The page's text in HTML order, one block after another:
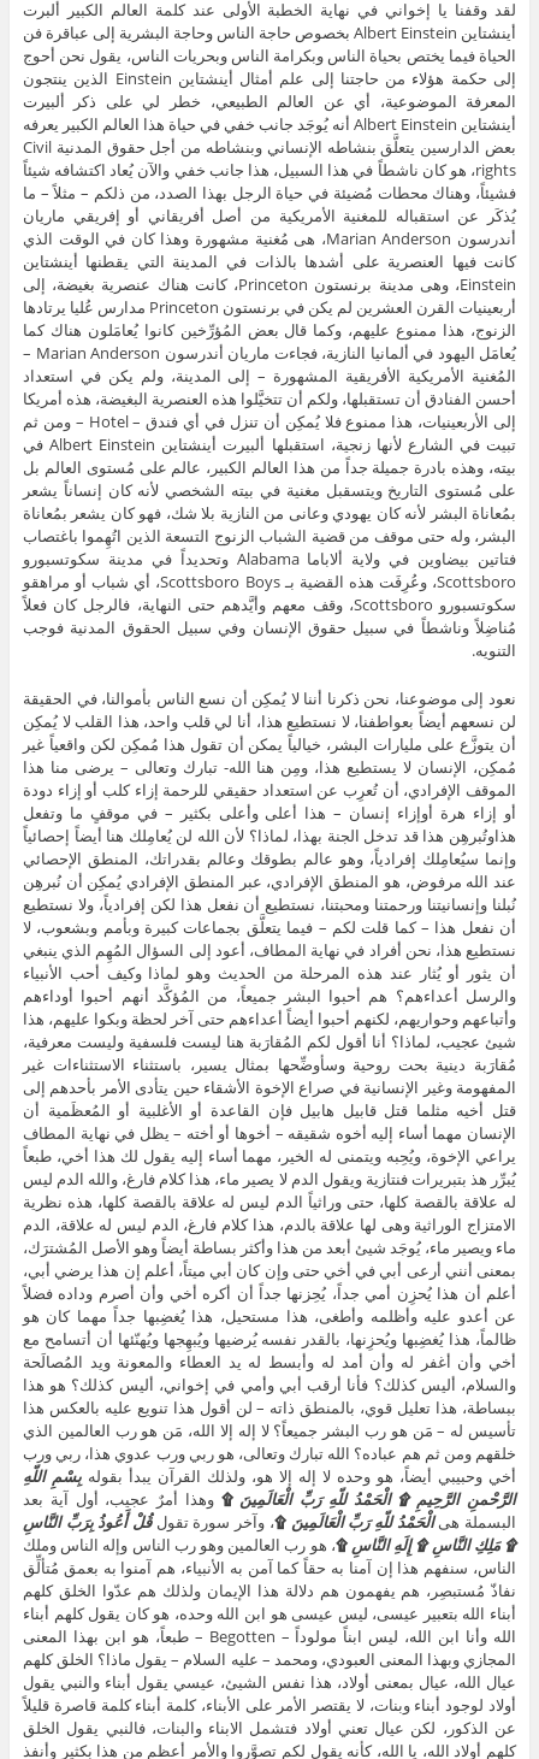
لقد وقفنا يا إخواني في نهاية الخطبة الأولى عند كلمة العالم الكبير ألبرت
أينشتاين Albert Einstein بخصوص حاجة الناس وحاجة البشرية إلى عباقرة فن
الحياة فيما يختص بحياة الناس وبكرامة الناس وبحريات الناس، يقول نحن أحوج
إلى حكمة هؤلاء من حاجتنا إلى علم أمثال أينشتاين Einstein الذين ينتجون
المعرفة الموضوعية، أي عن العالم الطبيعي، خطر لي على ذكر ألبيرت
أينشتاين Albert Einstein أنه يُوجَد جانب خفي في حياة هذا العالم الكبير يعرفه
بعض الدارسين يتعلَّق بنشاطه الإنساني وبنشاطه من أجل حقوق المدنية Civil
rights، هو كان ناشطاً في هذا السبيل، هذا جانب خفي والآن يُعاد اكتشافه شيئاً
فشيئاً، وهناك محطات مُضيئة في حياة الرجل بهذا الصدد، من ذلكم – مثلاً – ما
يُذكَر عن استقباله للمغنية الأمريكية من أصل أفريقاني أو إفريقي ماريان
أندرسون Marian Anderson، هى مُغنية مشهورة وهذا كان في الوقت الذي
كانت فيها العنصرية على أشدها بالذات في المدينة التي يقطنها أينشتاين
Einstein، وهى مدينة برنستون Princeton، كانت هناك عنصرية بغيضة، إلى
أربعينيات القرن العشرين لم يكن في برنستون Princeton مدارس عُليا يرتادها
الزنوج، هذا ممنوع عليهم، وكما قال بعض المُؤرِّخين كانوا يُعامَلون هناك كما
يُعامَل اليهود في ألمانيا النازية، فجاءت ماريان أندرسون Marian Anderson –
المُغنية الأمريكية الأفريقية المشهورة – إلى المدينة، ولم يكن في استعداد
أحسن الفنادق أن تستقبلها، ولكم أن تتخيَّلوا هذه العنصرية البغيضة، هذه أمريكا
إلى الأربعينيات، هذا ممنوع فلا يُمكِن أن تنزل في أي فندق – Hotel – ومن ثم
تبيت في الشارع لأنها زنجية، استقبلها ألبيرت أينشتاين Albert Einstein في
بيته، وهذه بادرة جميلة جداً من هذا العالم الكبير، عالم على مُستوى العالم بل
على مُستوى التاريخ ويتسقبل مغنية في بيته الشخصي لأنه كان إنساناً يشعر
بمُعاناة البشر لأنه كان يهودي وعانى من النازية بلا شك، فهو كان يشعر بمُعاناة
البشر، وله حتى موقف من قضية الشباب الزنوج التسعة الذين اتُهِموا باغتصاب
فتاتين بيضاوين في ولاية ألاباما Alabama وتحديداً في مدينة سكوتسبورو
Scottsboro، وعُرِفَت هذه القضية بـ Scottsboro Boys، أي شباب أو مراهقو
سكوتسبورو Scottsboro، وقف معهم وأيَّدهم حتى النهاية، فالرجل كان فعلاً
مُناضِلاً وناشطاً في سبيل حقوق الإنسان وفي سبيل الحقوق المدنية فوجب
التنويه.
نعود إلى موضوعنا، نحن ذكرنا أننا لا يُمكِن أن نسع الناس بأموالنا، في الحقيقة
لن نسعهم أيضاً بعواطفنا، لا نستطيع هذا، أنا لي قلب واحد، هذا القلب لا يُمكِن
أن يتوزَّع على مليارات البشر، خيالياً يمكن أن تقول هذا مُمكِن لكن واقعياً غير
مُمكِن، الإنسان لا يستطيع هذا، ومِن هنا الله- تبارك وتعالى – يرضى منا هذا
الموقف الإفرادي، أن تُعرِب عن استعداد حقيقي للرحمة إزاء كلب أو إزاء دودة
أو إزاء هرة أوإزاء إنسان – هذا أعلى وأعلى بكثير – في موقفٍ ما وتفعل
هذاوتُبرهِن هذا قد تدخل الجنة بهذا، لماذا؟ لأن الله لن يُعامِلك هنا أيضاً إحصائياً
وإنما سيُعامِلك إفرادياً، وهو عالم بطوقك وعالم بقدراتك، المنطق الإحصائي
عند الله مرفوض، هو المنطق الإفرادي، عبر المنطق الإفرادي يُمكِن أن نُبرهِن
نُبلنا وإنسانيتنا ورحمتنا ومحبتنا، نستطيع أن نفعل هذا لكن إفرادياً، ولا نستطيع
أن نفعل هذا – كما قلت لكم – فيما يتعلَّق بجماعات كبيرة وبأمم وبشعوب، لا
نستطيع هذا، نحن أفراد في نهاية المطاف، أعود إلى السؤال المُهِم الذي ينبغي
أن يثور أو يُثار عند هذه المرحلة من الحديث وهو لماذا وكيف أحب الأنبياء
والرسل أعداءهم؟ هم أحبوا البشر جميعاً، من المُؤكَّد أنهم أحبوا أوداءهم
وأتباعهم وحواريهم، لكنهم أحبوا أيضاً أعداءهم حتى آخر لحظة وبكوا عليهم، هذا
شيئ عجيب، لماذا؟ أنا أقول لكم المُقارَبة هنا ليست فلسفية وليست معرفية،
مُقارَبة دينية بحت روحية وسأوضِّحها بمثال يسير، باستثناء الاستثناءات غير
المفهومة وغير الإنسانية في صراع الإخوة الأشقاء حين يتأدى الأمر بأحدهم إلى
قتل أخيه مثلما قتل قابيل هابيل فإن القاعدة أو الأغلبية أو المُعظَمية أن
الإنسان مهما أساء إليه أخوه شقيقه – أخوها أو أخته – يظل في نهاية المطاف
يراعي الإخوة، ويُحِبه ويتمنى له الخير، مهما أساء إليه يقول لك هذا أخي، طبعاً
يُبرِّر هذ بتبريرات فنتازية ويقول الدم لا يصير ماء، هذا كلام فارغ، والله الدم ليس
له علاقة بالقصة كلها، حتى وراثياً الدم ليس له علاقة بالقصة كلها، هذه نظرية
الامتزاج الوراثية وهى لها علاقة بالدم، هذا كلام فارغ، الدم ليس له علاقة، الدم
ماء ويصير ماء، يُوجَد شيئ أبعد من هذا وأكثر بساطة أيضاً وهو الأصل المُشترَك،
بمعنى أنني أرعى أبي في أخي حتى وإن كان أبي ميتاً، أعلم إن هذا يرضي أبي،
أعلم أن هذا يُحزِن أمي جداً، يُحِزنها جداً أن أكره أخي وأن أصرم وداده فضلاً
عن أعدو عليه وأظلمه وأطغى، هذا مستحيل، هذا يُغضِبها جداً مهما كان هو
ظالماً، هذا يُغضِبها ويُحزِنها، بالقدر نفسه يُرضيها ويُبهِجها ويُهنّئها أن أتسامح مع
أخي وأن أغفر له وأن أمد له وأبسط له يد العطاء والمعونة ويد المُصالَحة
والسلام، أليس كذلك؟ فأنا أرقب أبي وأمي في إخواني، أليس كذلك؟ هو هذا
ببساطة، هذا تعليل قوي، بالمنطق ذاته – لن أقول هذا تنويع عليه بالعكس هذا
تأسيس له – مَن هو رب البشر جميعاً؟ لا إله إلا الله، مَن هو رب العالمين الذي
خلقهم ومن ثم هم عباده؟ الله تبارك وتعالى، هو ربي ورب عدوي هذا، ربي ورب
أخي وحبيبي أيضاً، هو وحده لا إله إلا هو، ولذلك القرآن يبدأ بقوله بِسْمِ اللّهِ
الرَّحْمنِ الرَّحِيمِ ۩ الْحَمْدُ للّهِ رَبِّ الْعَالَمِينَ۩ وهذا أمرٌ عجيب، أول آية بعد
البسملة هى الْحَمْدُ للّهِ رَبِّ الْعَالَمِينَ۩، وآخر سورة تقول قُلْ أَعُوذُ بِرَبِّ النَّاسِ
۩ مَلِكِ النَّاسِ ۩ إِلَهِ النَّاسِ ۩، هو رب العالمين وهو رب الناس وإله الناس وملك
الناس، سنفهم هذا إن آمنا به حقاً كما آمن به الأنبياء، هم آمنوا به بعمق مُتألِّق
نفاذّ مُستبصِر، هم يفهمون هم دلالة هذا الإيمان ولذلك هم عدّوا الخلق كلهم
أبناء الله بتعبير عيسى، ليس عيسى هو ابن الله وحده، هو كان يقول كلهم أبناء
الله وأنا ابن الله، ليس ابناً مولوداً – Begotten – طبعاً، هو ابن بهذا المعنى
المجازي وبهذا المعنى العبودي، ومحمد – عليه السلام – يقول ماذا؟ الخلق كلهم
عيال الله، عيال بمعنى أولاد، هذا نفس الشيئ، عيسي يقول أبناء والنبي يقول
أولاد لوجود أبناء وبنات، لا يقتصر الأمر على الأبناء، كلمة أبناء كلمة قاصرة قليلاً
عن الذكور، لكن عيال تعني أولاد فتشمل الابناء والبنات، فالنبي يقول الخلق
كلهم أولاد الله، يا الله، كأنه يقول لكم تصوَّروا والأمر أعظم من هذا بكثير وأنفذ